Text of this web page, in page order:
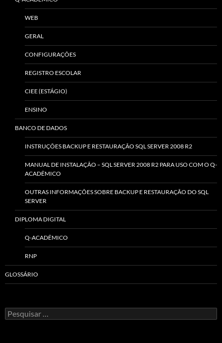
WEB
GERAL
CONFIGURAÇÕES
REGISTRO ESCOLAR
CIEE (ESTÁGIO)
ENSINO
BANCO DE DADOS
INSTRUÇÕES BACKUP E RESTAURAÇÃO SQL SERVER 2008 R2
MANUAL DE INSTALAÇÃO – SQL SERVER 2008 R2 PARA USO COM O Q-
ACADÊMICO
OUTRAS INFORMAÇÕES SOBRE BACKUP E RESTAURAÇÃO DO SQL
SERVER
DIPLOMA DIGITAL
Q-ACADÊMICO
RNP
GLOSSÁRIO
Pesquisar
por: